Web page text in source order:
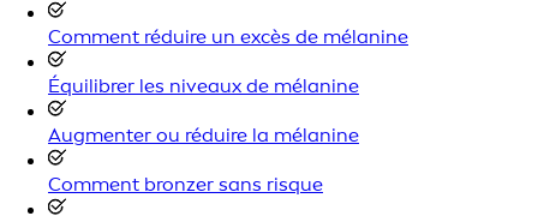
Comment réduire un excès de mélanine
Équilibrer les niveaux de mélanine
Augmenter ou réduire la mélanine
Comment bronzer sans risque